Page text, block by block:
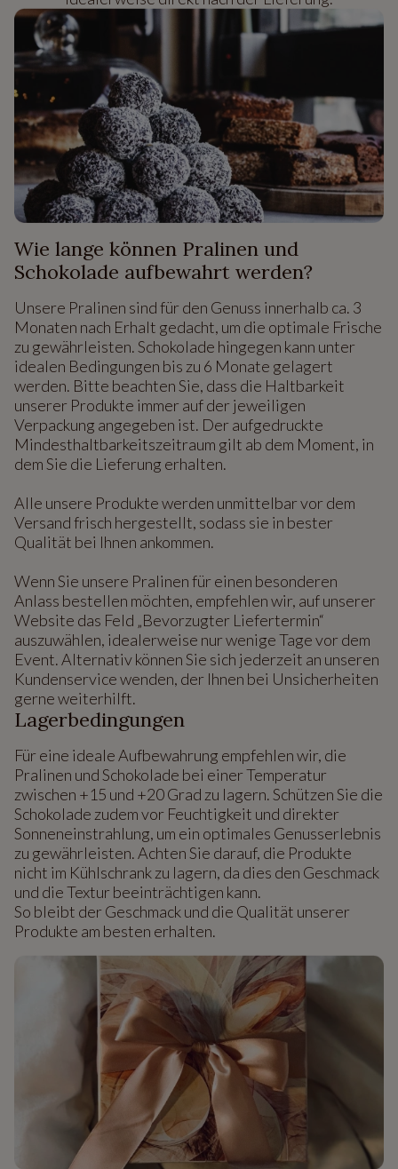
Wie lange können Pralinen und
Schokolade aufbewahrt werden?
Unsere Pralinen sind für den Genuss innerhalb ca. 3
Monaten nach Erhalt gedacht, um die optimale Frische
zu gewährleisten. Schokolade hingegen kann unter
idealen Bedingungen bis zu 6 Monate gelagert
werden. Bitte beachten Sie, dass die Haltbarkeit
unserer Produkte immer auf der jeweiligen
Verpackung angegeben ist. Der aufgedruckte
Mindesthaltbarkeitszeitraum gilt ab dem Moment, in
dem Sie die Lieferung erhalten.
Alle unsere Produkte werden unmittelbar vor dem
Versand frisch hergestellt, sodass sie in bester
Qualität bei Ihnen ankommen.
Wenn Sie unsere Pralinen für einen besonderen
Anlass bestellen möchten, empfehlen wir, auf unserer
Website das Feld „Bevorzugter Liefertermin“
auszuwählen, idealerweise nur wenige Tage vor dem
Event. Alternativ können Sie sich jederzeit an unseren
Kundenservice wenden, der Ihnen bei Unsicherheiten
gerne weiterhilft.
Lagerbedingungen
Für eine ideale Aufbewahrung empfehlen wir, die
Pralinen und Schokolade bei einer Temperatur
zwischen +15 und +20 Grad zu lagern. Schützen Sie die
Schokolade zudem vor Feuchtigkeit und direkter
Sonneneinstrahlung, um ein optimales Genusserlebnis
zu gewährleisten. Achten Sie darauf, die Produkte
nicht im Kühlschrank zu lagern, da dies den Geschmack
und die Textur beeinträchtigen kann.
So bleibt der Geschmack und die Qualität unserer
Produkte am besten erhalten.